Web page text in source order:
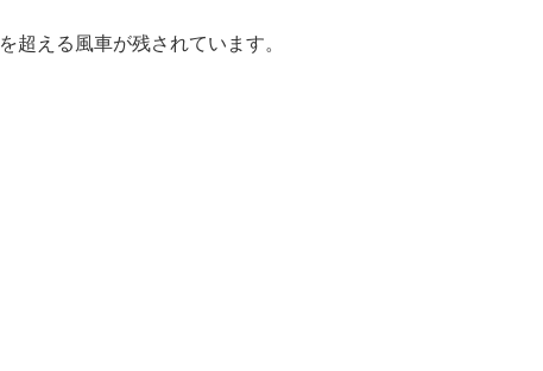
超える風車が残されています。